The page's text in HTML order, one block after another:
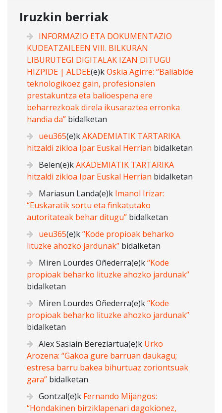
Iruzkin berriak
INFORMAZIO ETA DOKUMENTAZIO
KUDEATZAILEEN VIII. BILKURAN
LIBURUTEGI DIGITALAK IZAN DITUGU
HIZPIDE | ALDEE(e)kOskia Agirre: “Baliabide
teknologikoez gain, profesionalen
prestakuntza eta balioespena ere
beharrezkoak direla ikusaraztea erronka
handia da” bidalketan
ueu365(e)kAKADEMIATIK TARTARIKA
hitzaldi zikloa Ipar Euskal Herrian bidalketan
Belen(e)kAKADEMIATIK TARTARIKA
hitzaldi zikloa Ipar Euskal Herrian bidalketan
Mariasun Landa(e)k Imanol Irizar:
“Euskaratik sortu eta finkatutako
autoritateak behar ditugu” bidalketan
ueu365(e)k“Kode propioak beharko
lituzke ahozko jardunak” bidalketan
Miren Lourdes Oñederra(e)k“Kode
propioak beharko lituzke ahozko jardunak”
bidalketan
Miren Lourdes Oñederra(e)k“Kode
propioak beharko lituzke ahozko jardunak”
bidalketan
Alex Sasiain Bereziartua(e)k Urko
Arozena: “Gakoa gure barruan daukagu;
estresa barru bakea bihurtuaz zoriontsuak
gara” bidalketan
Gontzal(e)k Fernando Mijangos:
“Hondakinen birziklapenari dagokionez,